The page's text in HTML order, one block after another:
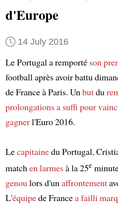
d'Europe
14 July 2016
Le Portugal a remporté son
football après avoir battu
de France à Paris. Unbutdu
prolongationsa suffi pour
gagnerl'Euro 2016.
Lecapitainedu Portugal,
matchen larmesà la 25e
genoulors d'unaffrontement
L'équipede Francea failli